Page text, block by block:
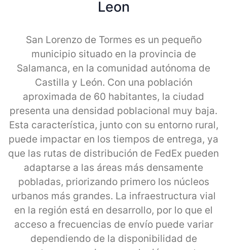
Leon
San Lorenzo de Tormes es un pequeño
municipio situado en la provincia de
Salamanca, en la comunidad autónoma de
Castilla y León. Con una población
aproximada de 60 habitantes, la ciudad
presenta una densidad poblacional muy baja.
Esta característica, junto con su entorno rural,
puede impactar en los tiempos de entrega, ya
que las rutas de distribución de FedEx pueden
adaptarse a las áreas más densamente
pobladas, priorizando primero los núcleos
urbanos más grandes. La infraestructura vial
en la región está en desarrollo, por lo que el
acceso a frecuencias de envío puede variar
dependiendo de la disponibilidad de